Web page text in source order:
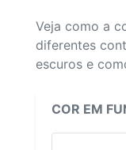
Veja como a
diferentes
escuros e
COR EM